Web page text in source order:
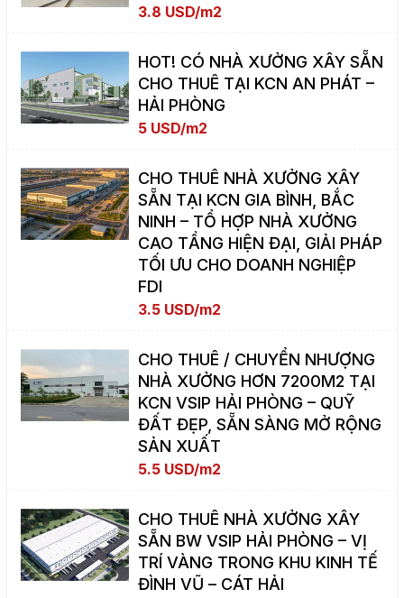
3.8 USD/m2
HOT! CÓ NHÀ XƯỞNG XÂY SẴN
CHO THUÊ TẠI KCN AN PHÁT –
HẢI PHÒNG
5 USD/m2
CHO THUÊ NHÀ XƯỞNG XÂY
SẴN TẠI KCN GIA BÌNH, BẮC
NINH – TỔ HỢP NHÀ XƯỞNG
CAO TẦNG HIỆN ĐẠI, GIẢI PHÁP
TỐI ƯU CHO DOANH NGHIỆP
FDI
3.5 USD/m2
CHO THUÊ / CHUYỂN NHƯỢNG
NHÀ XƯỞNG HƠN 7200M2 TẠI
KCN VSIP HẢI PHÒNG – QUỸ
ĐẤT ĐẸP, SẴN SÀNG MỞ RỘNG
SẢN XUẤT
5.5 USD/m2
CHO THUÊ NHÀ XƯỞNG XÂY
SẴN BW VSIP HẢI PHÒNG – VỊ
TRÍ VÀNG TRONG KHU KINH TẾ
ĐÌNH VŨ – CÁT HẢI